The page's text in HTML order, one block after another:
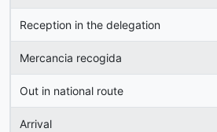
Reception in the delegation
Mercancia recogida
Out in national route
Arrival